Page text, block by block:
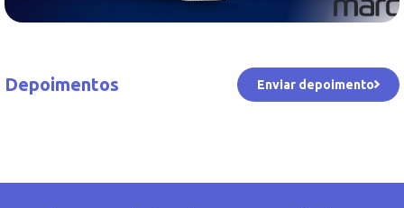
Depoimentos Enviar depoimento